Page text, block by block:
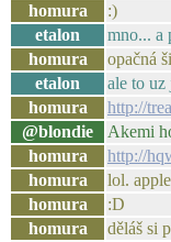
homura
:)
etalon
mno... a
homura
opačná
etalon
ale to uz
homura
http://
@blondie
Akemi
homura
http://
homura
lol.
homura
:D
homura
děláš si